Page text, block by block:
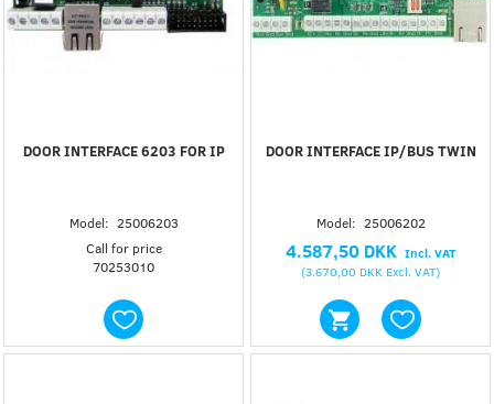
DOOR INTERFACE 6203 FOR IP
Model: 25006203
Call for price
70253010
DOOR INTERFACE IP/BUS TWIN
Model: 25006202
4.587,50 DKK Incl. VAT
(3.670,00 DKK Excl. VAT)